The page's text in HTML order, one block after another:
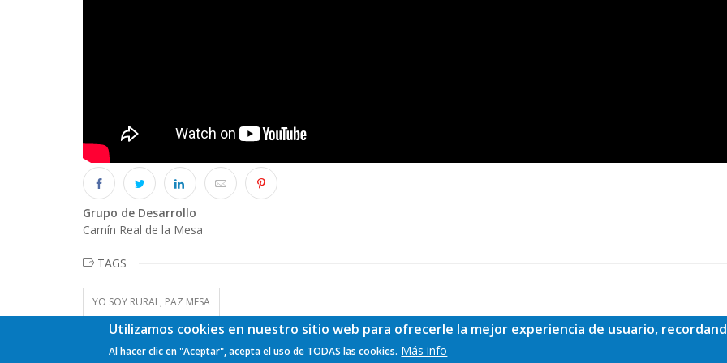
Grupo de Desarrollo
Camín Real de la Mesa
TAGS
YO SOY RURAL, PAZ MESA
Utilizamos cookies en nuestro sitio web para ofrecerle la mejor experiencia de usuario,
Al hacer clic en "Aceptar", acepta el uso de TODAS las cookies. Más info